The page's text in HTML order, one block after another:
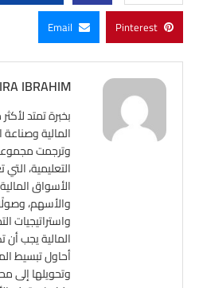
Pinterest
Email
IBRAHIM
المالية
وترجمت
التعليمية،
الأسواق
والأسهم،
واستراتيجيات
المالية يجب أن
أحاول تبسيط
وتحويلها إلى